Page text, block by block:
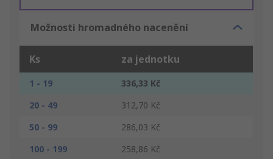
Možnosti hromadného nacenění
Ks za jednotku
1 - 19
336,33 Kč
20 - 49
312,70 Kč
50 - 99
286,03 Kč
100 - 199
258,86 Kč